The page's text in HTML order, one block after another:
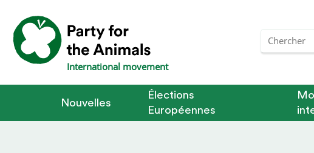
International movement
Nouvelles
Élections
Européennes